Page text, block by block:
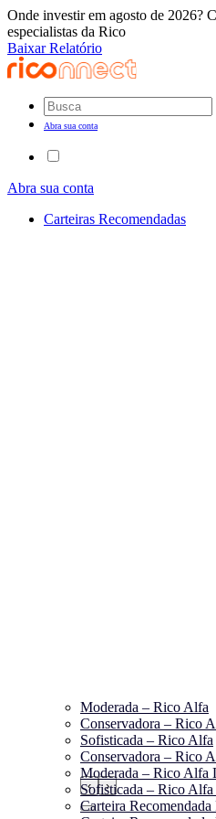
Onde investir em agosto de 2026?
especialistas da Rico
Baixar Relatório
Abra sua conta
Abra sua conta
Carteiras Recomendadas
‹ ›
Moderada – Rico Alfa
Conservadora – Rico
Sofisticada – Rico Alfa
Conservadora – Rico
Moderada – Rico Alfa
Sofisticada – Rico
Carteira Recomendada